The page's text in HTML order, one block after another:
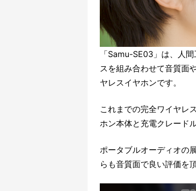
「Samu-SE03」は、人
スを組み合わせて音質面
ヤレスイヤホンです。
これまでの完全ワイヤレ
ホン本体と充電クレード
ポータブルオーディオの
らも音質面で良い評価を